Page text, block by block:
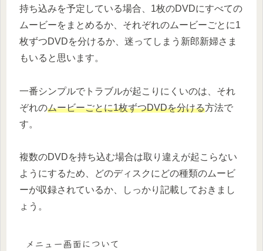
持ち込みを予定している場合、1枚のDVDにすべての
ムービーをまとめるか、それぞれのムービーごとに1
枚ずつDVDを分けるか、迷ってしまう新郎新婦さま
もいると思います。
一番シンプルでトラブルが起こりにくいのは、それ
ぞれのムービーごとに1枚ずつDVDを分ける方法で
す。
複数のDVDを持ち込む場合は取り違えが起こらない
ようにするため、どのディスクにどの種類のムービ
ーが収録されているか、しっかり記載しておきまし
ょう。
メニュー画面について